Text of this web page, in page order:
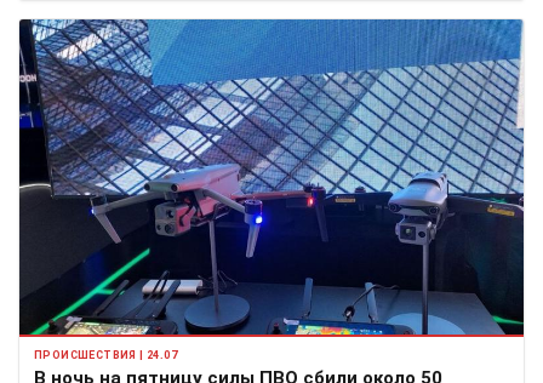
ПРОИСШЕСТВИЯ | 24.07
В ночь на пятницу силы ПВО сбили около 50